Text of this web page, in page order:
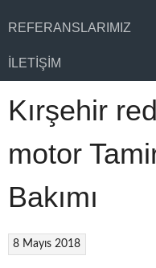
REFERANSLARIMIZ
İLETIŞIM
Kırşehir
motor
Bakımı
8 Mayıs 2018